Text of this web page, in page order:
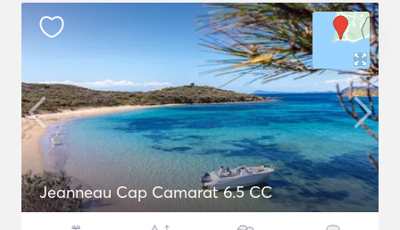
Jeanneau Cap Camarat 6.5 CC